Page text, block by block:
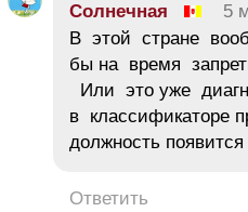
Солнечная 5
В этой стране
бы на время
Или это уже
в классификаторе
должность
Ответить